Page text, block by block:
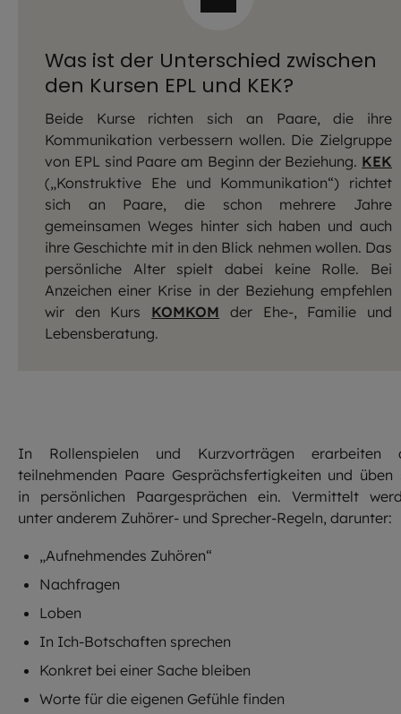
Was ist der Unterschied zwischen
den Kursen EPL und KEK?
Beide Kurse richten sich an Paare, die ihre
Kommunikation verbessern wollen. Die Zielgruppe
von EPL sind Paare am Beginn der Beziehung. KEK
(„Konstruktive Ehe und Kommunikation“) richtet
sich an Paare, die schon mehrere Jahre
gemeinsamen Weges hinter sich haben und auch
ihre Geschichte mit in den Blick nehmen wollen. Das
persönliche Alter spielt dabei keine Rolle. Bei
Anzeichen einer Krise in der Beziehung empfehlen
wir den Kurs KOMKOM der Ehe-, Familie und
Lebensberatung.
In Rollenspielen und Kurzvorträgen erarbeiten
teilnehmenden Paare Gesprächsfertigkeiten und üben
in persönlichen Paargesprächen ein. Vermittelt
unter anderem Zuhörer- und Sprecher-Regeln, darunter:
„Aufnehmendes Zuhören“
Nachfragen
Loben
In Ich-Botschaften sprechen
Konkret bei einer Sache bleiben
Worte für die eigenen Gefühle finden